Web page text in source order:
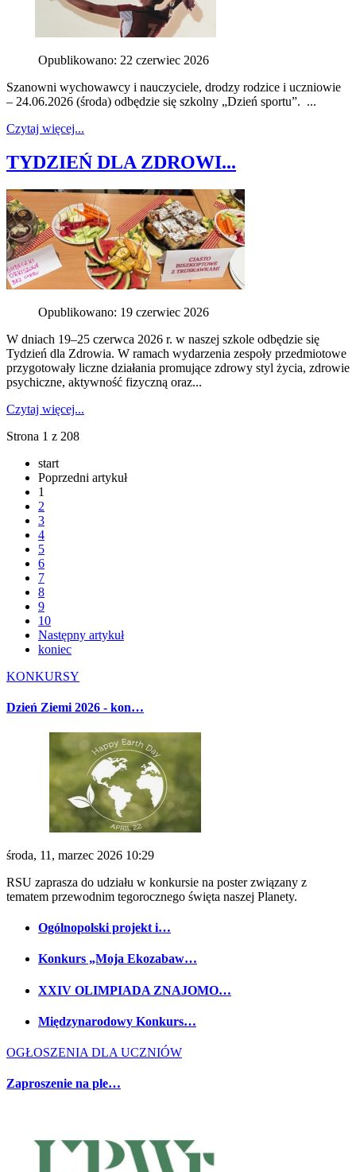
Opublikowano: 22 czerwiec 2026
Szanowni wychowawcy i nauczyciele, drodzy rodzice i uczniowie
– 24.06.2026 (środa) odbędzie się szkolny „Dzień sportu”. ...
Czytaj więcej...
TYDZIEŃ DLA ZDROWI...
Opublikowano: 19 czerwiec 2026
W dniach 19–25 czerwca 2026 r. w naszej szkole odbędzie się
Tydzień dla Zdrowia. W ramach wydarzenia zespoły przedmiotowe
przygotowały liczne działania promujące zdrowy styl życia, zdrowie
psychiczne, aktywność fizyczną oraz...
Czytaj więcej...
Strona 1 z 208
start
Poprzedni artykuł
1
2
3
4
5
6
7
8
9
10
Następny artykuł
koniec
KONKURSY
Dzień Ziemi 2026 - kon…
środa, 11, marzec 2026 10:29
RSU zaprasza do udziału w konkursie na poster związany z
tematem przewodnim tegorocznego święta naszej Planety.
Ogólnopolski projekt i…
Konkurs „Moja Ekozabaw…
XXIV OLIMPIADA ZNAJOMO…
Międzynarodowy Konkurs…
OGŁOSZENIA DLA UCZNIÓW
Zaproszenie na ple…